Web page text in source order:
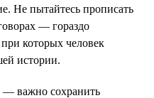
Не пытайтесь прописать
— гораздо
которых человек
истории.
— важно сохранить